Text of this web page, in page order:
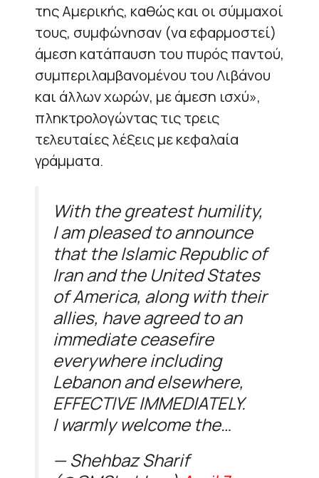
της Αμερικής, καθώς και οι σύμμαχοί
τους, συμφώνησαν (να εφαρμοστεί)
άμεση κατάπαυση του πυρός παντού,
συμπεριλαμβανομένου του Λιβάνου
και άλλων χωρών, με άμεση ισχύ»,
πληκτρολογώντας τις τρεις
τελευταίες λέξεις με κεφαλαία
γράμματα.
With the greatest humility,
I am pleased to announce
that the Islamic Republic of
Iran and the United States
of America, along with their
allies, have agreed to an
immediate ceasefire
everywhere including
Lebanon and elsewhere,
EFFECTIVE IMMEDIATELY.
I warmly welcome the…
— Shehbaz Sharif